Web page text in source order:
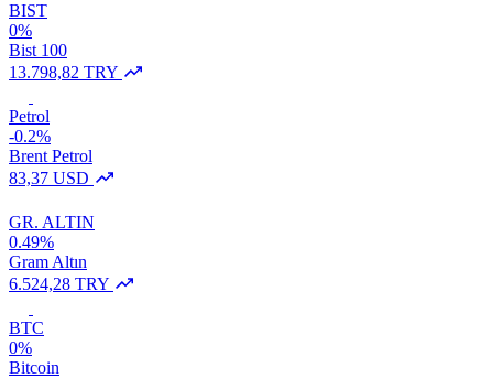
BIST
0%
Bist 100
13.798,82 TRY
Petrol
-0.2%
Brent Petrol
83,37 USD
GR. ALTIN
0.49%
Gram Altın
6.524,28 TRY
BTC
0%
Bitcoin